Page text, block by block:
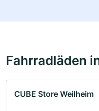
Fahrradläden
CUBE Store Weilheim